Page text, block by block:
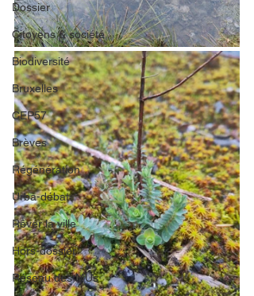
Dossier
Citoyens & société
Biodiversité
Bruxelles
CEP57
Brèves
Régénération
Urba-débat
Rêver la ville
Hors-dossier
Réseau des MUs